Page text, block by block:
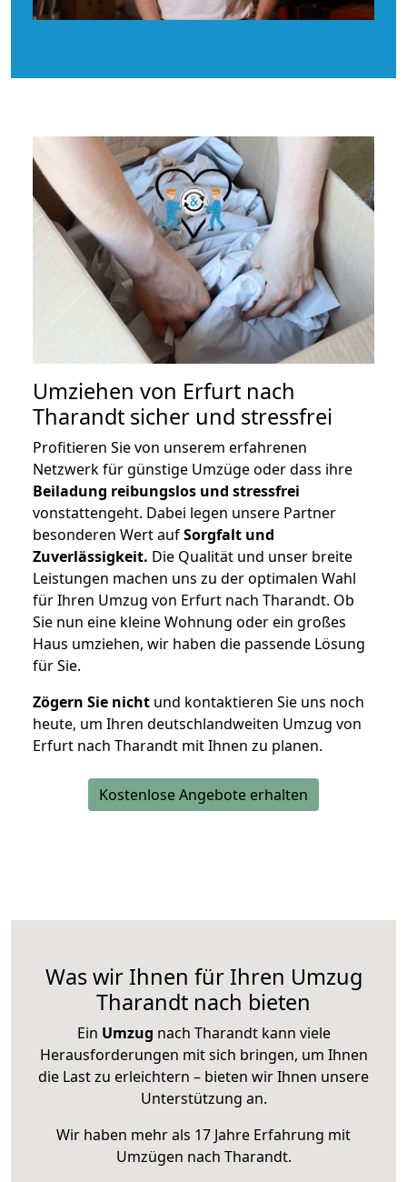
Umziehen von Erfurt nach
Tharandt sicher und stressfrei
Profitieren Sie von unserem erfahrenen
Netzwerk für günstige Umzüge oder dass ihre
Beiladung reibungslos und stressfrei
vonstattengeht. Dabei legen unsere Partner
besonderen Wert aufSorgfalt und
Zuverlässigkeit. Die Qualität und unser breite
Leistungen machen uns zu der optimalen Wahl
für Ihren Umzug von Erfurt nach Tharandt. Ob
Sie nun eine kleine Wohnung oder ein großes
Haus umziehen, wir haben die passende Lösung
für Sie.
Zögern Sie nicht und kontaktieren Sie uns noch
heute, um Ihren deutschlandweiten Umzug von
Erfurt nach Tharandt mit Ihnen zu planen.
Kostenlose Angebote erhalten
Was wir Ihnen für Ihren Umzug
Tharandt nach bieten
Ein Umzug nach Tharandt kann viele
Herausforderungen mit sich bringen, um Ihnen
die Last zu erleichtern – bieten wir Ihnen unsere
Unterstützung an.
Wir haben mehr als 17 Jahre Erfahrung mit
Umzügen nach Tharandt.